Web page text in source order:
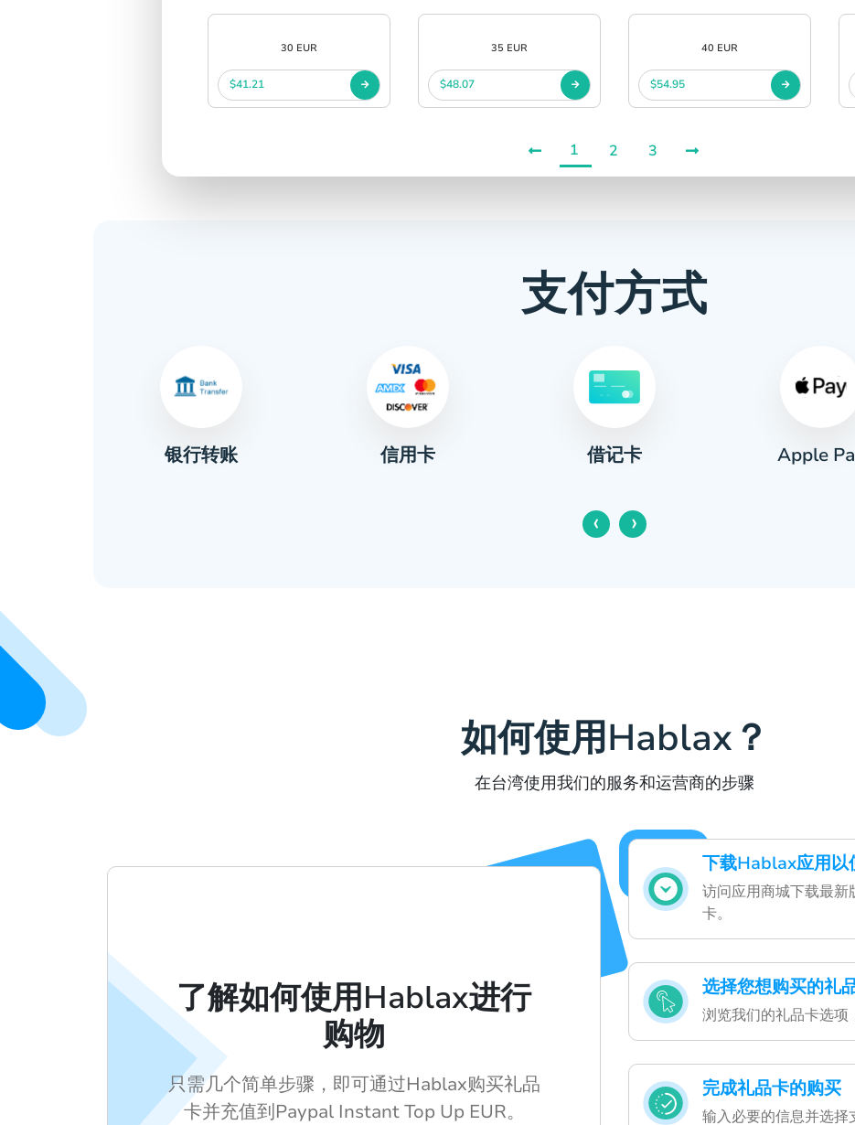
30 EUR
$41.21
35 EUR
$48.07
40 EUR
$54.95
1 2 3
支付方式
银行转账 信用卡 借记卡 Apple
‹ ›
如何使用Hablax？
在台湾使用我们的服务和运营商的步骤
下载Hablax应用以
访问应用商城下载最
卡。
选择您想购买的礼
浏览我们的礼品卡选项
完成礼品卡的购买
输入必要的信息并选择
了解如何使用Hablax进行
购物
只需几个简单步骤，即可通过Hablax购买礼品
卡并充值到Paypal Instant Top Up EUR。